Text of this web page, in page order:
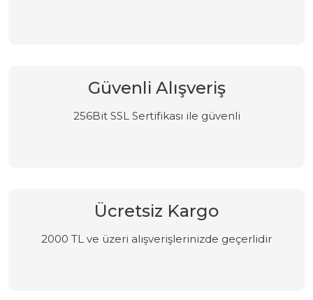
Güvenli Alışveriş
256Bit SSL Sertifikası ile güvenli
Ücretsiz Kargo
2000 TL ve üzeri alışverişlerinizde geçerlidir